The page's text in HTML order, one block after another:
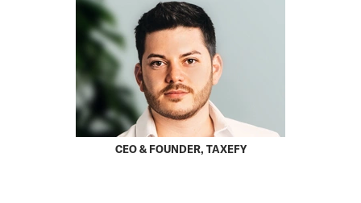
CEO & FOUNDER, TAXEFY